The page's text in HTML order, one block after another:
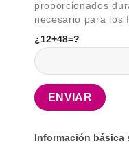
proporcionados
necesario para los
¿12+48=?
Información básica